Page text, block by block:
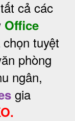
cả các
Office
tuyệt
phòng
ngân,
gia